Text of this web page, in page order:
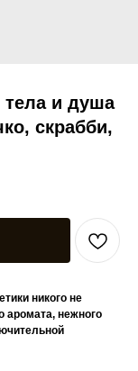
и душа
скрабби,
никого не
аромата, нежного